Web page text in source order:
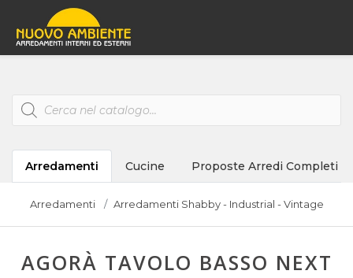
Products
search
Arredamenti Cucine Proposte Arredi Completi
Arredamenti Arredamenti Shabby - Industrial - Vintage
AGORÀ TAVOLO BASSO NEXT